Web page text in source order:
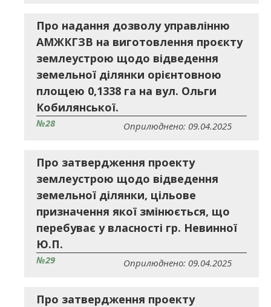
Про надання дозволу управлінню
АМЖКГЗВ на виготовлення проєкту
землеустрою щодо відведення
земельної ділянки орієнтовною
площею 0,1338 га на вул. Ольги
Кобилянської.
№28 Оприлюднено: 09.04.2025
Про затвердження проекту
землеустрою щодо відведення
земельної ділянки, цільове
призначення якої змінюється, що
перебуває у власності гр. Невинної
Ю.П.
№29 Оприлюднено: 09.04.2025
Про затвердження проекту